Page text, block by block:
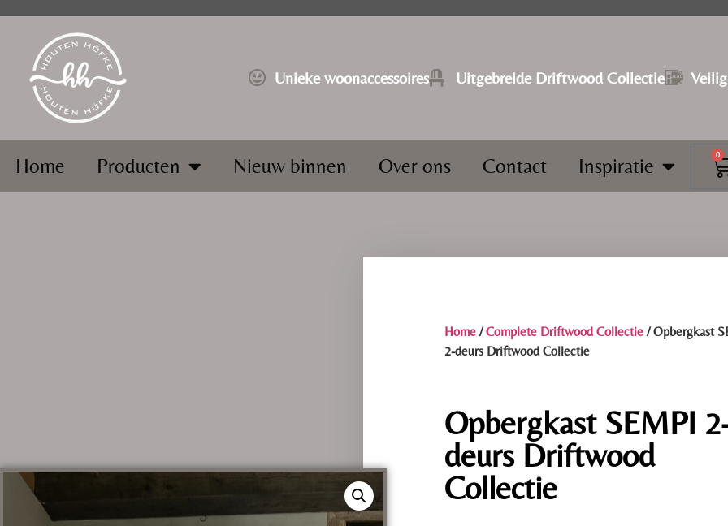
⁠Unieke woonaccessoires ⁠Uitgebreide Driftwood Collectie
Home Producten Nieuw binnen Over ons Contact Inspiratie 0
Home /Complete Driftwood Collectie / Opbergkast
2-deurs Driftwood Collectie
Opbergkast SEMPI
deurs Driftwood
Collectie